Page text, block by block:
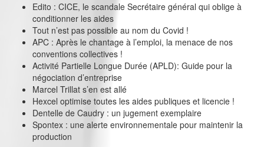
Edito : CICE, le scandale Secrétaire général qui oblige à
conditionner les aides
Tout n’est pas possible au nom du Covid !
APC : Après le chantage à l’emploi, la menace de nos
conventions collectives !
Activité Partielle Longue Durée (APLD): Guide pour la
négociation d’entreprise
Marcel Trillat s’en est allé
Hexcel optimise toutes les aides publiques et licencie !
Dentelle de Caudry : un jugement exemplaire
Spontex : une alerte environnementale pour maintenir la
production